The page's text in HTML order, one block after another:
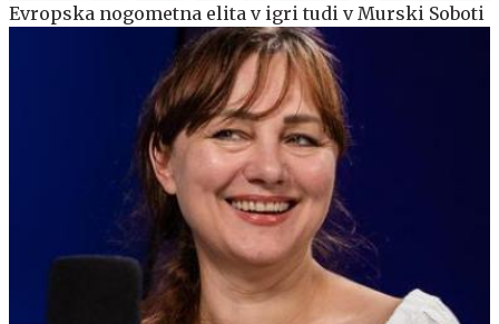
Evropska nogometna elita v igri tudi v Murski Soboti